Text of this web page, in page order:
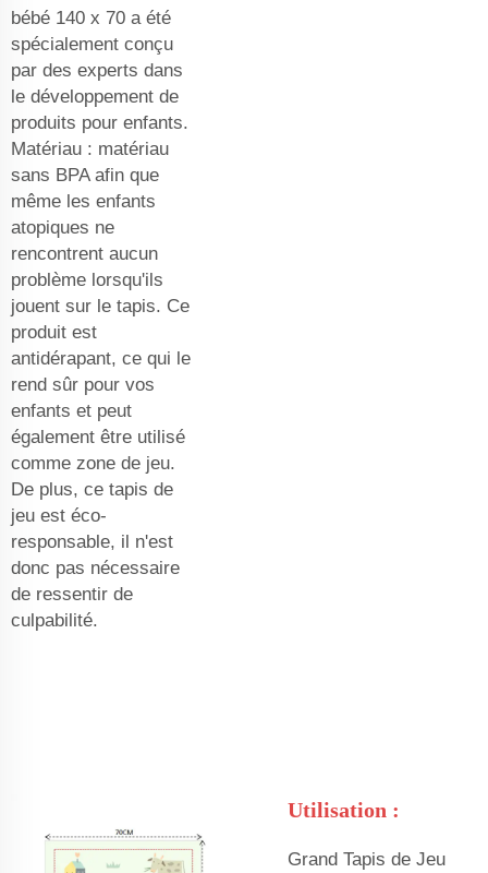
bébé 140 x 70 a été
spécialement conçu
par des experts dans
le développement de
produits pour enfants.
Matériau : matériau
sans BPA afin que
même les enfants
atopiques ne
rencontrent aucun
problème lorsqu'ils
jouent sur le tapis. Ce
produit est
antidérapant, ce qui le
rend sûr pour vos
enfants et peut
également être utilisé
comme zone de jeu.
De plus, ce tapis de
jeu est éco-
responsable, il n'est
donc pas nécessaire
de ressentir de
culpabilité.
Utilisation :
Grand Tapis de Jeu